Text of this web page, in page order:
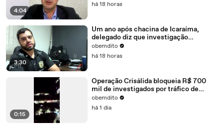
4:04
há 18 horas
3:30
Um ano após chacina de Icaraíma,
delegado diz que investigação
continua como prioridade
obemdito
há 18 horas
0:15
Operação Crisálida bloqueia R$ 700
mil de investigados por tráfico de
drogas em Umuarama
obemdito
há 1 dia